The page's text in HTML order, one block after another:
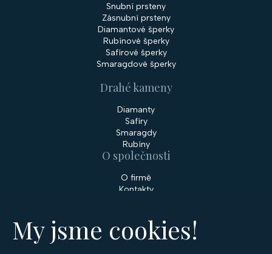
My jsme cookies!
Snubní prsteny
Zásnubní prsteny
Diamantové šperky
Rubínové šperky
Safírové šperky
Smaragdové šperky
Drahé kameny
Diamanty
Safíry
Smaragdy
Rubíny
O společnosti
O firmě
Kontakty
Služby